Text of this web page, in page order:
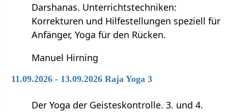
Darshanas. Unterrichtstechniken:
Korrekturen und Hilfestellungen speziell für
Anfänger, Yoga für den Rücken.
Manuel Hirning
11.09.2026 - 13.09.2026 Raja Yoga 3
Der Yoga der Geisteskontrolle. 3. und 4.